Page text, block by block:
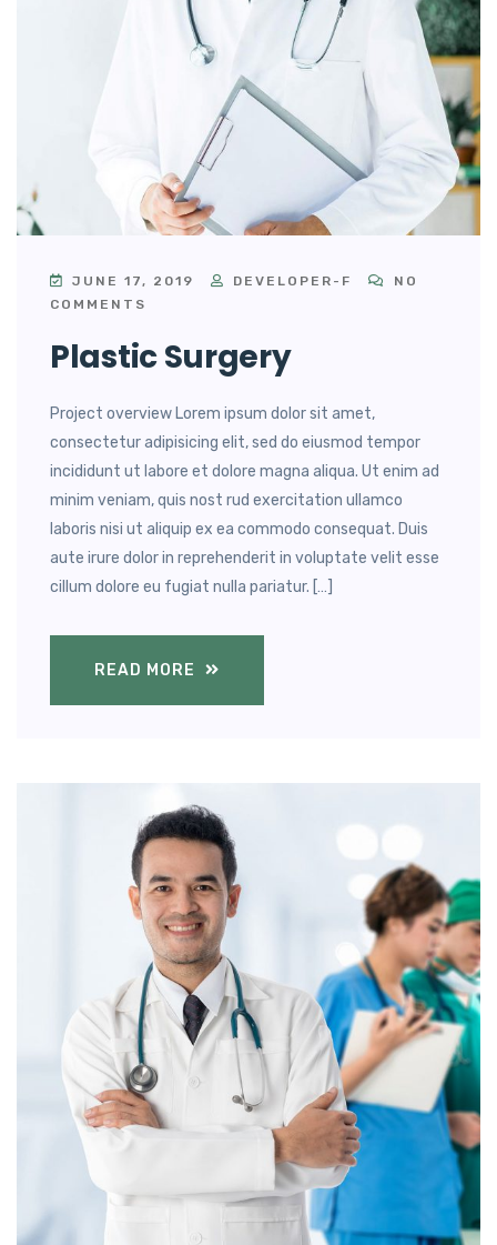
JUNE 17, 2019 DEVELOPER-F
NO
COMMENTS
Plastic Surgery
Project overview Lorem ipsum dolor sit amet,
consectetur adipisicing elit, sed do eiusmod tempor
incididunt ut labore et dolore magna aliqua. Ut enim ad
minim veniam, quis nost rud exercitation ullamco
laboris nisi ut aliquip ex ea commodo consequat. Duis
aute irure dolor in reprehenderit in voluptate velit esse
cillum dolore eu fugiat nulla pariatur. […]
READ MORE